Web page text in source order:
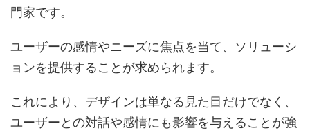
門家です。
ユーザーの感情やニーズに焦点を当て、ソリューシ
ョンを提供することが求められます。
これにより、デザインは単なる見た目だけでなく、
ユーザーとの対話や感情にも影響を与えることが強